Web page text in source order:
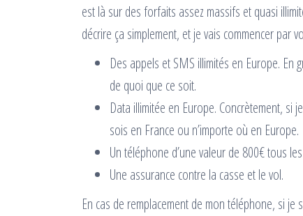
est là sur des forfaits assez massifs et quasi
décrire ça simplement, et je vais commencer par
Des appels et SMS illimités en Europe.
de quoi que ce soit.
Data illimitée en Europe. Concrètement, si
sois en France ou n’importe où en Europe.
Un téléphone d’une valeur de 800€ tous
Une assurance contre la casse et le vol.
En cas de remplacement de mon téléphone, si